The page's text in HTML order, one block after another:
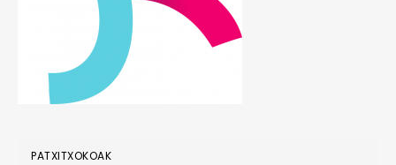
PATXITXOKOAK